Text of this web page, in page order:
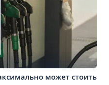
может стоить